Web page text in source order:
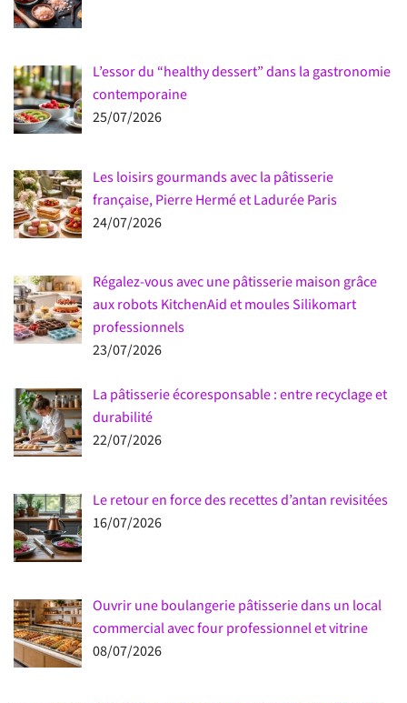
L’essor du “healthy dessert” dans la gastronomie
contemporaine
25/07/2026
Les loisirs gourmands avec la pâtisserie
française, Pierre Hermé et Ladurée Paris
24/07/2026
Régalez-vous avec une pâtisserie maison grâce
aux robots KitchenAid et moules Silikomart
professionnels
23/07/2026
La pâtisserie écoresponsable : entre recyclage et
durabilité
22/07/2026
Le retour en force des recettes d’antan revisitées
16/07/2026
Ouvrir une boulangerie pâtisserie dans un local
commercial avec four professionnel et vitrine
08/07/2026